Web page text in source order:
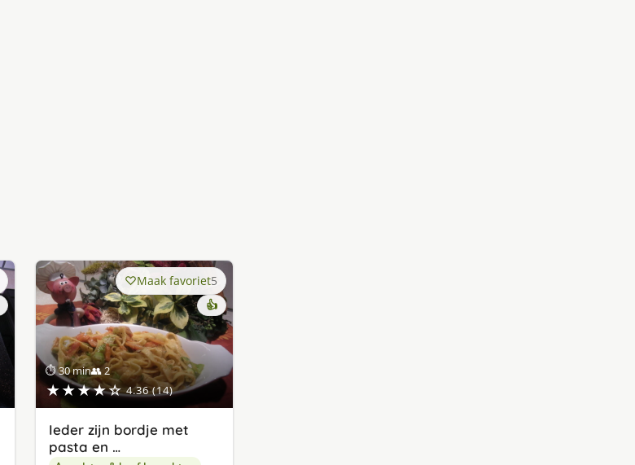
⏱ 30 min👥 2
★★★★☆ 4.36 (14)
Maak favoriet5
👍
Ieder zijn bordje met
pasta en …